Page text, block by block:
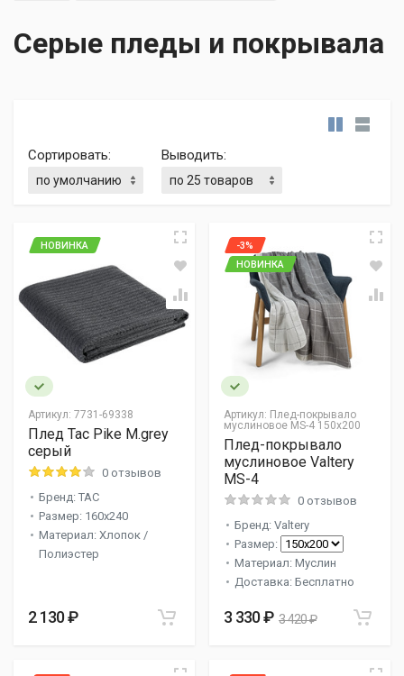
Серые пледы и покрывала
Сортировать: Выводить:
Артикул: 7731-69338
НОВИНКА
Плед Tac Pike M.grey
серый
0 отзывов
Бренд: TAC
Размер: 160x240
Материал: Хлопок /
Полиэстер
2 130 ₽
Артикул: Плед-покрывало
муслиновое MS-4 150х200
-3%
НОВИНКА
Плед-покрывало
муслиновое Valtery
MS-4
0 отзывов
Бренд: Valtery
Размер:
Материал: Муслин
Доставка: Бесплатно
3 330 ₽ 3 420 ₽